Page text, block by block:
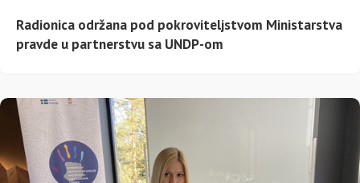
Radionica održana pod pokroviteljstvom Ministarstva
pravde u partnerstvu sa UNDP-om